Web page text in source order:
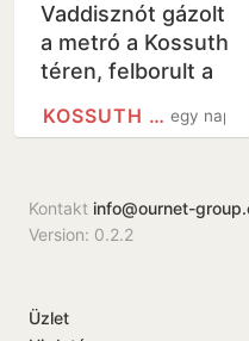
Vaddisznót gázolt
a metró a Kossuth
téren, felborult a
videó
egy nap
KOSSUTH TÉREN
Kontakt info@ournet-
Version: 0.2.2
Üzlet